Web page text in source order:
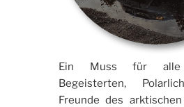
Ein Muss für alle
Begeisterten,
Freunde des